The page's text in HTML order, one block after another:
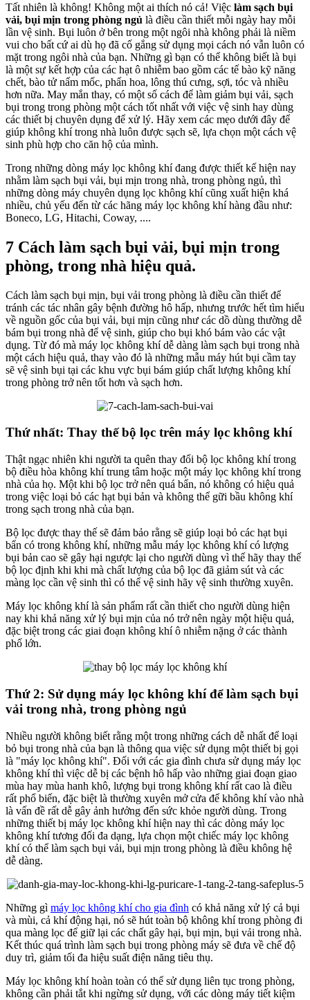
Tất nhiên là không! Không một ai thích nó cả! Việc làm sạch bụi
vải, bụi mịn trong phòng ngủ là điều cần thiết mỗi ngày hay mỗi
lần vệ sinh. Bụi luôn ở bên trong một ngôi nhà không phải là niềm
vui cho bất cứ ai dù họ đã cố gắng sử dụng mọi cách nó vẫn luôn có
mặt trong ngôi nhà của bạn. Những gì bạn có thể không biết là bụi
là một sự kết hợp của các hạt ô nhiễm bao gồm các tế bào kỹ năng
chết, bào tử nấm mốc, phấn hoa, lông thú cưng, sợi, tóc và nhiều
hơn nữa. May mắn thay, có một số cách để làm giảm bụi vải, sạch
bụi trong trong phòng một cách tốt nhất với việc vệ sinh hay dùng
các thiết bị chuyên dụng để xử lý. Hãy xem các mẹo dưới đây để
giúp không khí trong nhà luôn được sạch sẽ, lựa chọn một cách vệ
sinh phù hợp cho căn hộ của mình.
Trong những dòng máy lọc không khí đang được thiết kế hiện nay
nhằm làm sạch bụi vải, bụi mịn trong nhà, trong phòng ngủ, thì
những dòng máy chuyên dụng lọc không khí cũng xuất hiện khá
nhiều, chủ yếu đến từ các hãng máy lọc không khí hàng đầu như:
Boneco, LG, Hitachi, Coway, ....
7 Cách làm sạch bụi vải, bụi mịn trong
phòng, trong nhà hiệu quả.
Cách làm sạch bụi mịn, bụi vải trong phòng là điều cần thiết để
tránh các tác nhân gây bệnh đường hô hấp, nhưng trước hết tìm hiểu
về nguồn gốc của bụi vải, bụi mịn cũng như các dồ dùng thường dễ
bám bụi trong nhà để vệ sinh, giúp cho bụi khó bám vào các vật
dụng. Từ đó mà máy lọc không khí dễ dàng làm sạch bụi trong nhà
một cách hiệu quả, thay vào đó là những mẫu máy hút bụi cầm tay
sẽ vệ sinh bụi tại các khu vực bụi bám giúp chất lượng không khí
trong phòng trở nên tốt hơn và sạch hơn.
Thứ nhất: Thay thế bộ lọc trên máy lọc không khí
Thật ngạc nhiên khi người ta quên thay đổi bộ lọc không khí trong
bộ điều hòa không khí trung tâm hoặc một máy lọc không khí trong
nhà của họ. Một khi bộ lọc trở nên quá bẩn, nó không có hiệu quả
trong việc loại bỏ các hạt bụi bản và không thể gữi bầu không khí
trong sạch trong nhà của bạn.
Bộ lọc được thay thế sẽ đảm bảo rằng sẽ giúp loại bỏ các hạt bụi
bẩn có trong không khí, những mẫu máy lọc không khí có lượng
bụi bản cao sẽ gây hại ngược lại cho người dùng vì thế hãy thay thế
bộ lọc định khi khi mà chất lượng của bộ lọc đã giảm sút và các
màng lọc cần vệ sinh thì có thể vệ sinh hãy vệ sinh thường xuyên.
Máy lọc không khí là sản phẩm rất cần thiết cho người dùng hiện
nay khi khả năng xử lý bụi mịn của nó trở nên ngày một hiệu quả,
đặc biệt trong các giai đoạn không khí ô nhiễm nặng ở các thành
phố lớn.
Thứ 2: Sử dụng máy lọc không khí để làm sạch bụi
vải trong nhà, trong phòng ngủ
Nhiều người không biết rằng một trong những cách dễ nhất để loại
bỏ bụi trong nhà của bạn là thông qua việc sử dụng một thiết bị gọi
là "máy lọc không khí". Đối với các gia đình chưa sử dụng máy lọc
không khí thì việc dễ bị các bệnh hô hấp vào những giai đoạn giao
mùa hay mùa hanh khô, lượng bụi trong không khí rất cao là điều
rất phổ biến, đặc biệt là thường xuyên mở cửa để không khí vào nhà
là vấn đề rất dễ gây ảnh hưởng đến sức khỏe người dùng. Trong
những thiết bị máy lọc không khí hiện nay thì các dòng máy lọc
không khí tương đối đa dạng, lựa chọn một chiếc máy lọc không
khí có thể làm sạch bụi vải, bụi mịn trong phòng là điều không hệ
dễ dàng.
Những gì máy lọc không khí cho gia đình có khả năng xử lý cả bụi
và mùi, cả khí động hại, nó sẽ hút toàn bộ không khí trong phòng đi
qua màng lọc để giữ lại các chất gây hại, bụi mịn, bụi vải trong nhà.
Kết thúc quá trình làm sạch bụi trong phòng máy sẽ đưa về chế độ
duy trì, giảm tối đa hiệu suất điện năng tiêu thụ.
Máy lọc không khí hoàn toàn có thể sử dụng liên tục trong phòng,
không cần phải tắt khi ngừng sử dụng, với các dòng máy tiết kiệm